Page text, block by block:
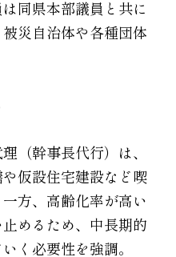
同県本部議員と共に
災自治体や各種団体
（幹事長代行）は、
仮設住宅建設など喫
方、高齢化率が高い
めるため、中長期的
く必要性を強調。